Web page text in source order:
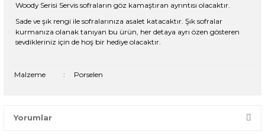
Woody Serisi Servis sofraların göz kamaştıran ayrıntısı olacaktır.
Sade ve şık rengi ile sofralarınıza asalet katacaktır. Şık sofralar
kurmanıza olanak tanıyan bu ürün, her detaya ayrı özen gösteren
sevdikleriniz için de hoş bir hediye olacaktır.
Malzeme : Porselen
Yorumlar